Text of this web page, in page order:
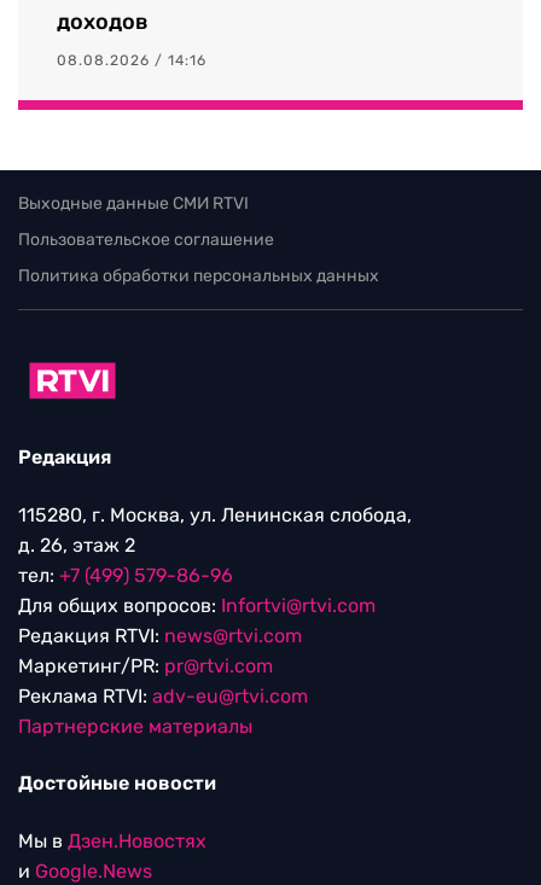
доходов
08.08.2026 / 14:16
Выходные данные СМИ RTVI
Пользовательское соглашение
Политика обработки персональных данных
Редакция
115280, г. Москва, ул. Ленинская слобода,
д. 26, этаж 2
тел: +7 (499) 579-86-96
Для общих вопросов: Infortvi@rtvi.com
Редакция RTVI: news@rtvi.com
Маркетинг/PR: pr@rtvi.com
Реклама RTVI: adv-eu@rtvi.com
Партнерские материалы
Достойные новости
Мы в Дзен.Новостях
и Google.News